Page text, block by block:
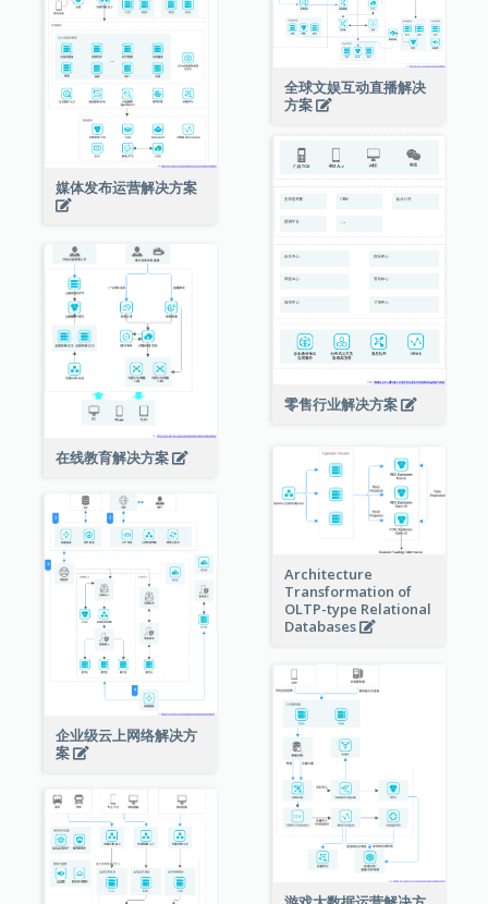
媒体发布运营解决方案
全球文娱互动直播解决
方案
零售行业解决方案
在线教育解决方案
Architecture
Transformation of
OLTP-type Relational
Databases
企业级云上网络解决方
案